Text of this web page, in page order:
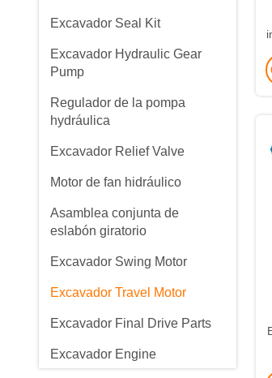
Excavador Seal Kit
Excavador Hydraulic Gear
Pump
Regulador de la pompa
hydráulica
Excavador Relief Valve
Motor de fan hidráulico
Asamblea conjunta de
eslabón giratorio
Excavador Swing Motor
Excavador Travel Motor
Excavador Final Drive Parts
Excavador Engine